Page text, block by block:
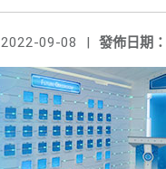
發佈日期：
2022-09-08 |